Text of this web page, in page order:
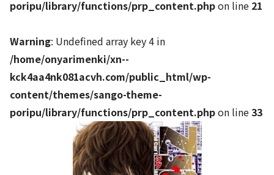
poripu/library/functions/prp_content.phpon line 21
Warning: Undefined array key 4 in
/home/onyarimenki/xn--
kck4aa4nk081acvh.com/public_html/wp-
content/themes/sango-theme-
poripu/library/functions/prp_content.phpon line33